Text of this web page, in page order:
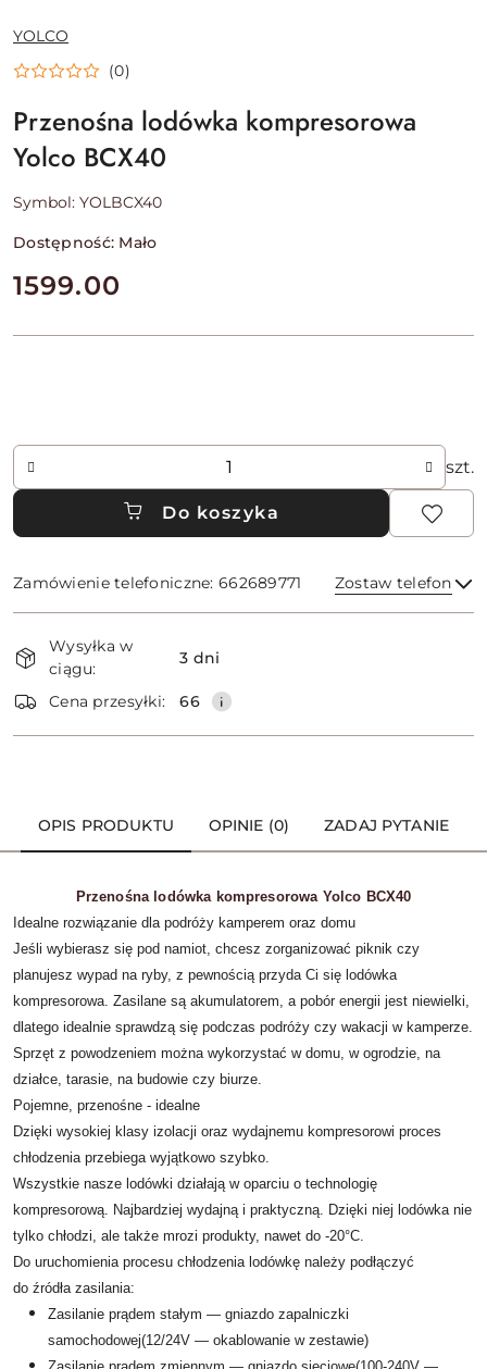
NAZWA
PRODUCENTA:
YOLCO
(0)
Przenośna lodówka kompresorowa
Yolco BCX40
Symbol: YOLBCX40
Dostępność: Mało
cena:
1599.00
Ilość szt.
Do koszyka
Zamówienie telefoniczne: 662689771 Zostaw telefon
i
dostawa
Wysyłka w
ciągu:
3 dni
Cena przesyłki: 66
OPIS PRODUKTU OPINIE (0) ZADAJ PYTANIE
Przenośna lodówka kompresorowa Yolco BCX40
Idealne rozwiązanie dla podróży kamperem oraz domu
Jeśli wybierasz się pod namiot, chcesz zorganizować piknik czy
planujesz wypad na ryby, z pewnością przyda Ci się lodówka
kompresorowa. Zasilane są akumulatorem, a pobór energii jest niewielki,
dlatego idealnie sprawdzą się podczas podróży czy wakacji w kamperze.
Sprzęt z powodzeniem można wykorzystać w domu, w ogrodzie, na
działce, tarasie, na budowie czy biurze.
Pojemne, przenośne ‑ idealne
Dzięki wysokiej klasy izolacji oraz wydajnemu kompresorowi proces
chłodzenia przebiega wyjątkowo szybko.
Wszystkie nasze lodówki działają w oparciu o technologię
kompresorową. Najbardziej wydajną i praktyczną. Dzięki niej lodówka nie
tylko chłodzi, ale także mrozi produkty, nawet do ‑20°C.
Do uruchomienia procesu chłodzenia lodówkę należy podłączyć
do źródła zasilania:
Zasilanie prądem stałym — gniazdo zapalniczki
samochodowej(12/24V — okablowanie w zestawie)